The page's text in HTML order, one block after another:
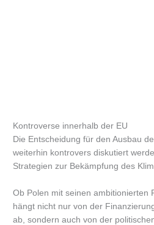
Kontroverse innerhalb der EU
Die Entscheidung für den Ausbau
weiterhin kontrovers diskutiert
Strategien zur Bekämpfung des
Ob Polen mit seinen ambitionierten
hängt nicht nur von der
ab, sondern auch von der